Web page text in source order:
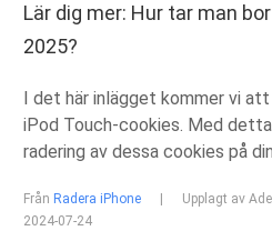
Lär dig mer: Hur tar man
2025?
I det här inlägget kommer vi
iPod Touch-cookies. Med
radering av dessa cookies på
Från Radera iPhone Upplagt av
2024-07-24